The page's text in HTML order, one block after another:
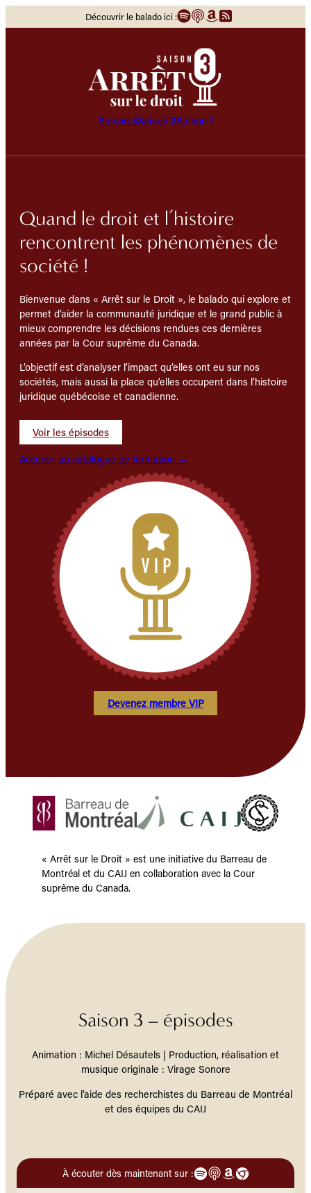
au
Découvrir le balado ici :
Saison 3Saison 2Saison 1
Quand le droit et l’histoire
rencontrent les phénomènes de
société !
Bienvenue dans « Arrêt sur le Droit », le balado qui explore et
permet d’aider la communauté juridique et le grand public à
mieux comprendre les décisions rendues ces dernières
années par la Cour suprême du Canada.
L’objectif est d’analyser l’impact qu’elles ont eu sur nos
sociétés, mais aussi la place qu’elles occupent dans l’histoire
juridique québécoise et canadienne.
Voir les épisodes
Accéder au catalogue de formation →
Devenez membre VIP
« Arrêt sur le Droit » est une initiative du Barreau de
Montréal et du CAIJ en collaboration avec la Cour
suprême du Canada.
Saison 3 – épisodes
Animation : Michel Désautels | Production, réalisation et
musique originale : Virage Sonore
Préparé avec l’aide des recherchistes du Barreau de Montréal
et des équipes du CAIJ
À écouter dès maintenant sur :